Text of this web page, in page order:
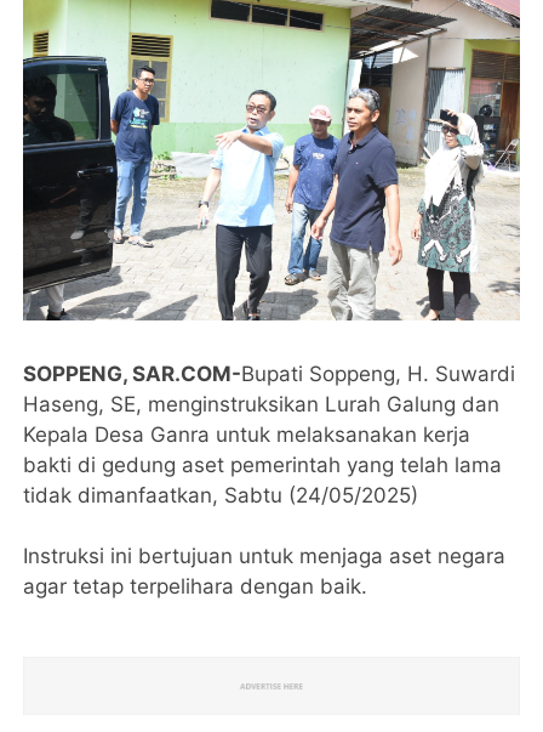
SOPPENG, SAR.COM-Bupati Soppeng, H. Suwardi
Haseng, SE, menginstruksikan Lurah Galung dan
Kepala Desa Ganra untuk melaksanakan kerja
bakti di gedung aset pemerintah yang telah lama
tidak dimanfaatkan, Sabtu (24/05/2025)
Instruksi ini bertujuan untuk menjaga aset negara
agar tetap terpelihara dengan baik.